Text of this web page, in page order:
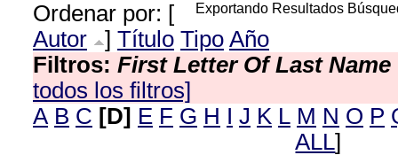
Exportando Resultados
Ordenar por: [
Autor
] Título Tipo Año
Filtros: First Letter Of Last Name
todos los filtros]
A B C [D] E F G H I J K L M N O P
ALL]